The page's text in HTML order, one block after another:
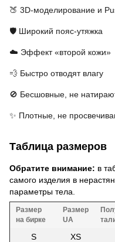
🍑 3D-моделирование и
🛡️ Широкий пояс-утяжка
☁️ Эффект «второй кожи»
💨 Быстро отводят влагу
🚫 Бесшовные, не
✨ Плотные, не
Таблица размеров
Обратите внимание: в
самого изделия в
параметры тела.
Размер
на бирке
Размер
UA
S XS